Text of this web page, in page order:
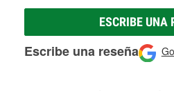
ESCRIBE UNA
Escribe una reseña